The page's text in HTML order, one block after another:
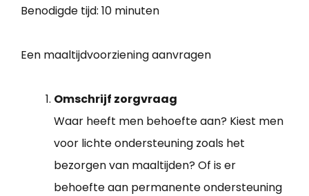
Benodigde tijd: 10 minuten
Een maaltijdvoorziening aanvragen
Omschrijf zorgvraag
Waar heeft men behoefte aan? Kiest men
voor lichte ondersteuning zoals het
bezorgen van maaltijden? Of is er
behoefte aan permanente ondersteuning